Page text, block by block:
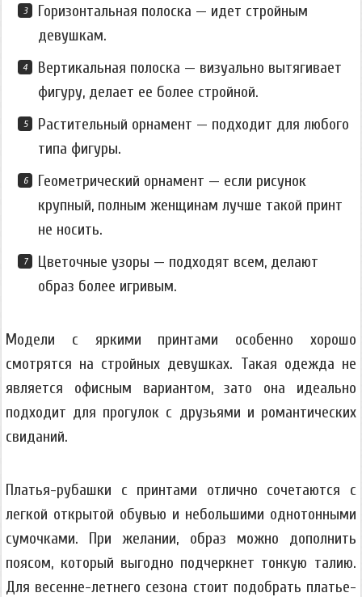
Горизонтальная полоска — идет стройным
девушкам.
Вертикальная полоска — визуально вытягивает
фигуру, делает ее более стройной.
Растительный орнамент — подходит для любого
типа фигуры.
Геометрический орнамент — если рисунок
крупный, полным женщинам лучше такой принт
не носить.
Цветочные узоры — подходят всем, делают
образ более игривым.
Модели с яркими принтами особенно хорошо
смотрятся на стройных девушках. Такая одежда не
является офисным вариантом, зато она идеально
подходит для прогулок с друзьями и романтических
свиданий.
Платья-рубашки с принтами отлично сочетаются с
легкой открытой обувью и небольшими однотонными
сумочками. При желании, образ можно дополнить
поясом, который выгодно подчеркнет тонкую талию.
Для весенне-летнего сезона стоит подобрать платье-